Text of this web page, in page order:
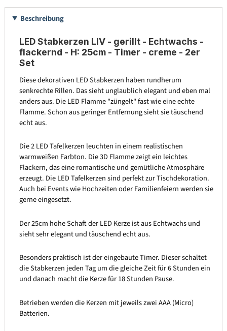
Beschreibung
LED Stabkerzen LIV - gerillt - Echtwachs -
flackernd - H: 25cm - Timer - creme - 2er
Set
Diese dekorativen LED Stabkerzen haben rundherum
senkrechte Rillen. Das sieht unglaublich elegant und eben mal
anders aus. Die LED Flamme "züngelt" fast wie eine echte
Flamme. Schon aus geringer Entfernung sieht sie täuschend
echt aus.
Die 2 LED Tafelkerzen leuchten in einem realistischen
warmweißen Farbton. Die 3D Flamme zeigt ein leichtes
Flackern, das eine romantische und gemütliche Atmosphäre
erzeugt. Die LED Tafelkerzen sind perfekt zur Tischdekoration.
Auch bei Events wie Hochzeiten oder Familienfeiern werden sie
gerne eingesetzt.
Der 25cm hohe Schaft der LED Kerze ist aus Echtwachs und
sieht sehr elegant und täuschend echt aus.
Besonders praktisch ist der eingebaute Timer. Dieser schaltet
die Stabkerzen jeden Tag um die gleiche Zeit für 6 Stunden ein
und danach macht die Kerze für 18 Stunden Pause.
Betrieben werden die Kerzen mit jeweils zwei AAA (Micro)
Batterien.